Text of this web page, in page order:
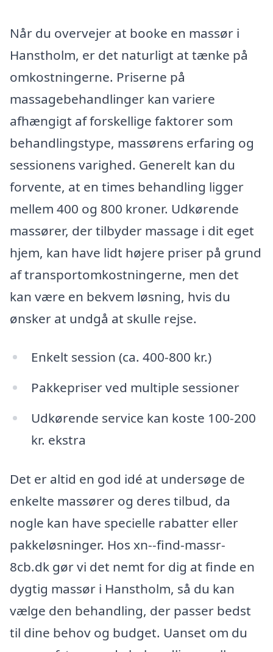
Når du overvejer at booke en massør i
Hanstholm, er det naturligt at tænke på
omkostningerne. Priserne på
massagebehandlinger kan variere
afhængigt af forskellige faktorer som
behandlingstype, massørens erfaring og
sessionens varighed. Generelt kan du
forvente, at en times behandling ligger
mellem 400 og 800 kroner. Udkørende
massører, der tilbyder massage i dit eget
hjem, kan have lidt højere priser på grund
af transportomkostningerne, men det
kan være en bekvem løsning, hvis du
ønsker at undgå at skulle rejse.
Enkelt session (ca. 400-800 kr.)
Pakkepriser ved multiple sessioner
Udkørende service kan koste 100-200
kr. ekstra
Det er altid en god idé at undersøge de
enkelte massører og deres tilbud, da
nogle kan have specielle rabatter eller
pakkeløsninger. Hos xn--find-massr-
8cb.dk gør vi det nemt for dig at finde en
dygtig massør i Hanstholm, så du kan
vælge den behandling, der passer bedst
til dine behov og budget. Uanset om du